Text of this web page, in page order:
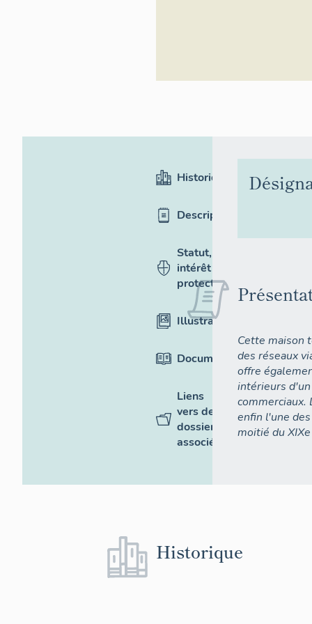
Historique
Description
Statut,
intérêt et
protection
Illustrations
Documentation
Liens
vers des
dossiers
associés
Cette maison
des réseaux
offre
intérieurs
enfin l'une
moitié du
Historique